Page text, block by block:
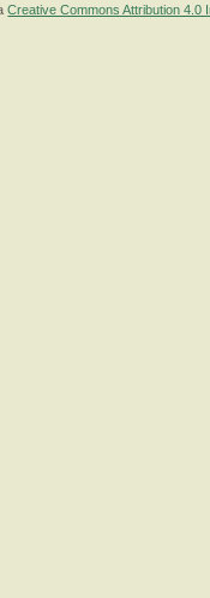
Creative Commons Attribution 4.0